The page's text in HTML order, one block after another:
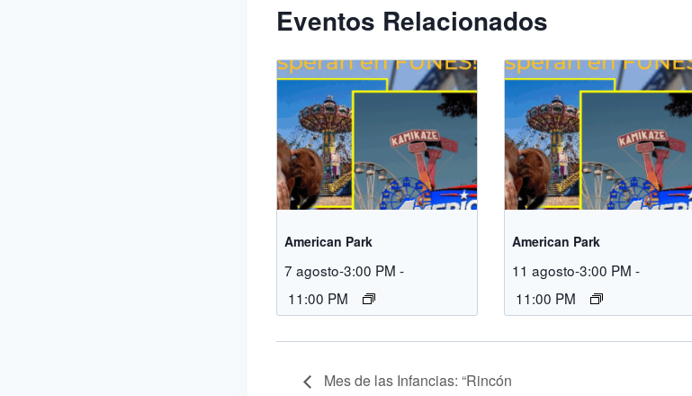
Eventos Relacionados
American Park
7 agosto-3:00 PM -
11:00 PM
American Park
11 agosto-3:00 PM -
11:00 PM
Mes de las Infancias: “Rincón